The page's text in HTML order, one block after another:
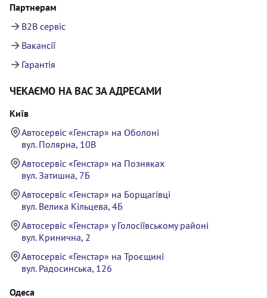
Партнерам
B2B сервіс
Вакансії
Гарантія
ЧЕКАЄМО НА ВАС ЗА АДРЕСАМИ
Київ
Автосервіс «Генстар» на Оболоні
вул. Полярна, 10В
Автосервіс «Генстар» на Позняках
вул. Затишна, 7Б
Автосервіс «Генстар» на Борщагівці
вул. Велика Кільцева, 4Б
Автосервіс «Генстар» у Голосіївському районі
вул. Кринична, 2
Автосервіс «Генстар» на Троєщині
вул. Радосинська, 126
Одеса